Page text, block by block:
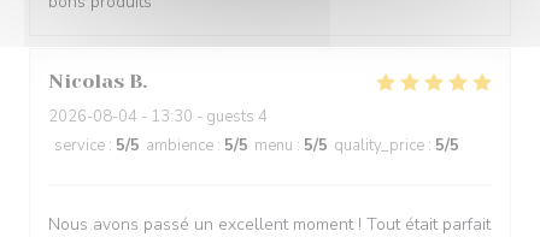
Nicolas B
2026-08-04 - 13:30 - guests 4
service : 5/5 ambience : 5/5 menu : 5/5 quality_price : 5/5
Nous avons passé un excellent moment ! Tout était parfait